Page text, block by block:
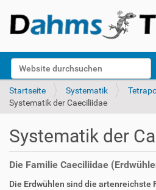
Website durchsuchen
k
Startseite Systematik
Systematik der Caeciliidae
Systematik der
Die Familie Caeciliidae
Die Erdwühlen sind die artenreichste